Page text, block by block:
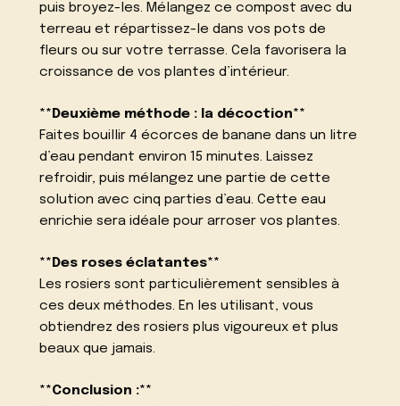
puis broyez-les. Mélangez ce compost avec du
terreau et répartissez-le dans vos pots de
fleurs ou sur votre terrasse. Cela favorisera la
croissance de vos plantes d’intérieur.
**Deuxième méthode : la décoction**
Faites bouillir 4 écorces de banane dans un litre
d’eau pendant environ 15 minutes. Laissez
refroidir, puis mélangez une partie de cette
solution avec cinq parties d’eau. Cette eau
enrichie sera idéale pour arroser vos plantes.
**Des roses éclatantes**
Les rosiers sont particulièrement sensibles à
ces deux méthodes. En les utilisant, vous
obtiendrez des rosiers plus vigoureux et plus
beaux que jamais.
**Conclusion :**